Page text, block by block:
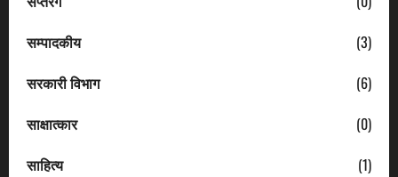
सम्पादकीय
(3)
सरकारी विभाग
(6)
साक्षात्कार
(0)
साहित्य
(1)